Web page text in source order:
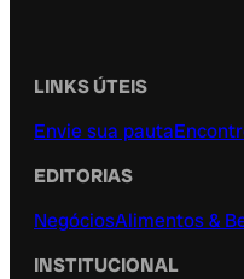
LINKS ÚTEIS
Envie sua pauta
EDITORIAS
NegóciosAlimentos &
INSTITUCIONAL